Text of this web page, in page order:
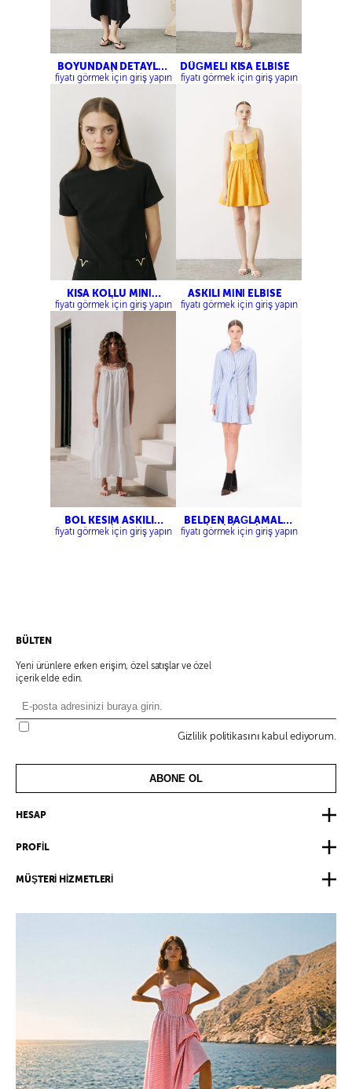
BOYUNDAN DETAYLI
ELBİSE
fiyatı görmek için giriş yapın
DÜĞMELİ KISA ELBİSE
fiyatı görmek için giriş yapın
KISA KOLLU MİNİ
ELBİSE
fiyatı görmek için giriş yapın
ASKILI MİNİ ELBİSE
fiyatı görmek için giriş yapın
BOL KESİM ASKILI
ELBİSE
fiyatı görmek için giriş yapın
BELDEN BAĞLAMALI
ÇİZGİLİ ELBİSE
fiyatı görmek için giriş yapın
BÜLTEN
Yeni ürünlere erken erişim, özel satışlar ve özel
içerik elde edin.
Gizlilik politikasını kabul ediyorum.
ABONE OL
HESAP
PROFİL
MÜŞTERİ HİZMETLERİ